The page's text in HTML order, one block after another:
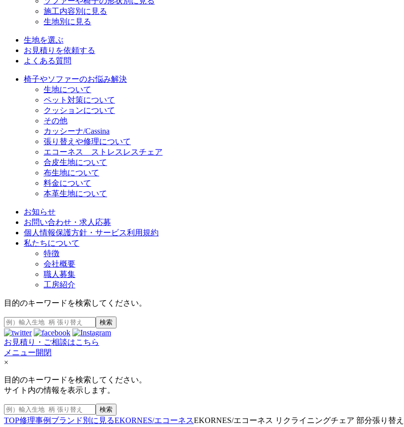
施工内容別に見る
生地別に見る
生地を選ぶ
お見積りを依頼する
よくある質問
椅子やソファーのお悩み解決
生地について
ペット対策について
クッションについて
その他
カッシーナ/Cassina
張り替えや修理について
エコーネス ストレスレスチェア
合皮生地について
布生地について
料金について
本革生地について
お知らせ
お問い合わせ・求人応募
個人情報保護方針・サービス利用規約
私たちについて
特徴
会社概要
職人募集
工房紹介
目的のキーワードを検索してください。
検索
お見積り・ご相談はこちら
メニュー開閉
×
目的のキーワードを検索してください。
サイト内の情報を表示します。
検索
TOP修理事例 ブランド別に見るEKORNES/エコーネスEKORNES/エコーネス リクライニングチェア 部分張り替え